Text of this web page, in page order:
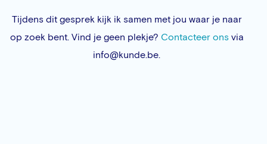
Tijdens dit gesprek kijk ik samen met jou waar je naar
op zoek bent. Vind je geen plekje? Contacteer onsvia
info@kunde.be.